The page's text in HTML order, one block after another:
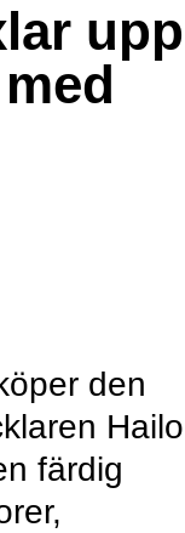
upp
den
färdig